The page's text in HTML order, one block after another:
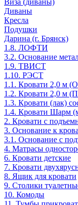
Диваны
Кресла
Подушки
Дарина (г. Брянск)
1.8. ЛОФТИ
3.2. Основание
1.9. ТВИСТ
1.10. РЭСТ
1.1. Кровати 2,0 м
1.2. Кровати 2,0 м
1.3. Кровати (лак)
1.4. Кровати Шарм
2. Кровати с
3. Основание к
3.1. Основание с
4. Матрасы
6. Кровати детские
7. Кровати
8. Ящик для кровати
9. Столики
10. Комоды